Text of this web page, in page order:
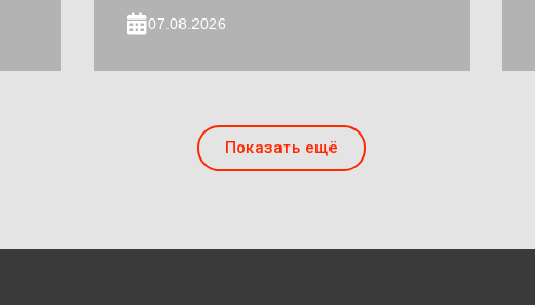
07.08.2026
Показать ещё